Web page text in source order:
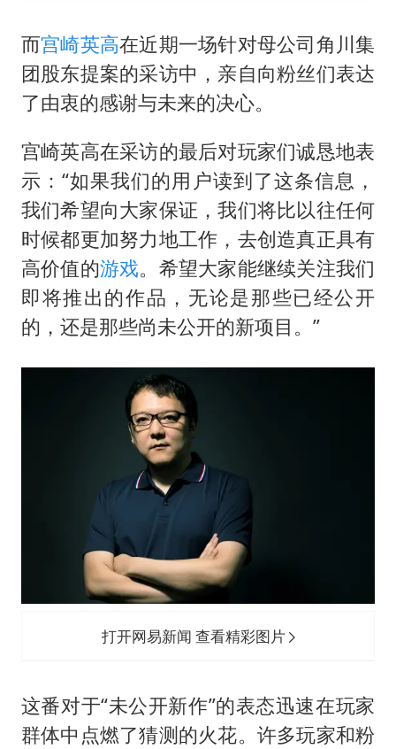
而宫崎英高在近期一场针对母公司角川集
团股东提案的采访中，亲自向粉丝们表达
了由衷的感谢与未来的决心。
宫崎英高在采访的最后对玩家们诚恳地表
示：“如果我们的用户读到了这条信息，
我们希望向大家保证，我们将比以往任何
时候都更加努力地工作，去创造真正具有
高价值的游戏。希望大家能继续关注我们
即将推出的作品，无论是那些已经公开
的，还是那些尚未公开的新项目。”
打开网易新闻 查看精彩图片
这番对于“未公开新作”的表态迅速在玩家
群体中点燃了猜测的火花。许多玩家和粉